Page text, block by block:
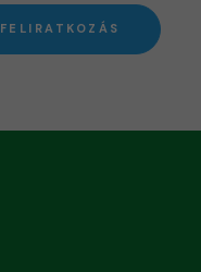
FELIRATKOZÁS